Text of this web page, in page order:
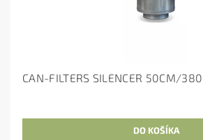
CAN-FILTERS SILENCER 50CM/